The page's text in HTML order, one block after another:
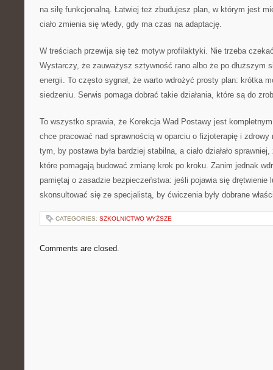
na siłę funkcjonalną. Łatwiej też zbudujesz plan, w którym jest
ciało zmienia się wtedy, gdy ma czas na adaptację.
W treściach przewija się też motyw profilaktyki. Nie trzeba
Wystarczy, że zauważysz sztywność rano albo że po dłuższym
energii. To często sygnał, że warto wdrożyć prosty plan: krótka
siedzeniu. Serwis pomaga dobrać takie działania, które są do
To wszystko sprawia, że Korekcja Wad Postawy jest
chce pracować nad sprawnością w oparciu o fizjoterapię i
tym, by postawa była bardziej stabilna, a ciało działało
które pomagają budować zmianę krok po kroku. Zanim jednak
pamiętaj o zasadzie bezpieczeństwa: jeśli pojawia się drętwienie
skonsultować się ze specjalistą, by ćwiczenia były dobrane
CATEGORIES: SZKOLNICTWO WYŻSZE
Comments are closed.